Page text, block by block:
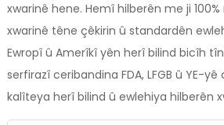
xwarinê hene. Hemî hilberên me ji
xwarinê têne çêkirin û standardên
Ewropî û Amerîkî yên herî bilind bicîh
serfirazî ceribandina FDA, LFGB û YE-yê
kalîteya herî bilind û ewlehiya hilberên